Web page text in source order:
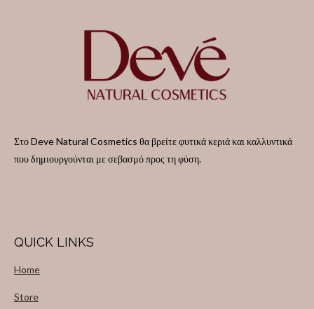
Στο Deve Natural Cosmetics θα βρείτε φυτικά κεριά και καλλυντικά
που δημιουργούνται με σεβασμό προς τη φύση.
QUICK LINKS
Home
Store